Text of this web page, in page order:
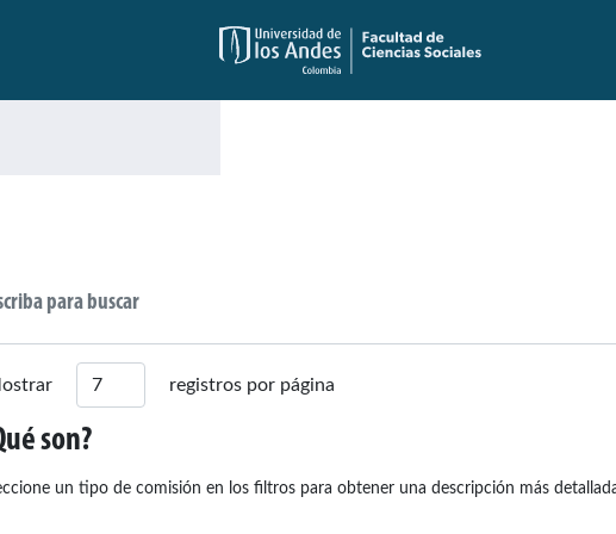
registros por página
son?
un tipo de comisión en los filtros para obtener una descripción más